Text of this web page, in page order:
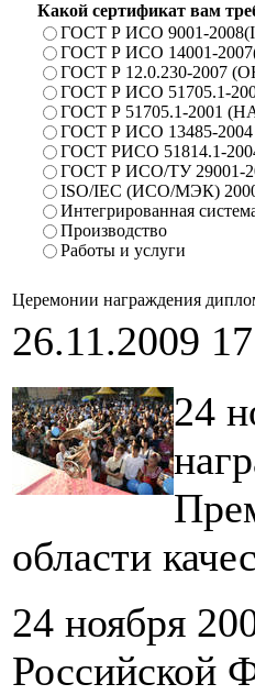
Какой сертификат вам
ГОСТ Р ИСО 9001-
ГОСТ Р ИСО 14001-
ГОСТ Р 12.0.230-2007
ГОСТ Р ИСО 51705.1-
ГОСТ Р 51705.1-2001
ГОСТ Р ИСО 13485-2004
ГОСТ РИСО 51814.1-
ГОСТ Р ИСО/ТУ 29001-
ISO/IEC (ИСО/МЭК)
Интегрированная
Производство
Работы и услуги
Церемонии награждения
26.11.2009
24
области
24 ноября
Российской